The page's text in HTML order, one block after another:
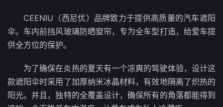
CEENIU（西尼优）品牌致力于提供高质量的汽车遮阳
伞。车内前挡风玻璃防晒窗帘，专为全车型打造，给爱车提
供全方位的保护。
为了确保在炎热的夏天有一个凉爽的驾驶体验，设计这
款遮阳伞时采用了加厚纳米冰晶材料，有效地隔离了炽热的
阳光。并且，独特的全覆盖设计，确保所有的角落都能得到